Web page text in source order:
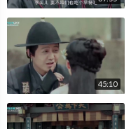
45:10